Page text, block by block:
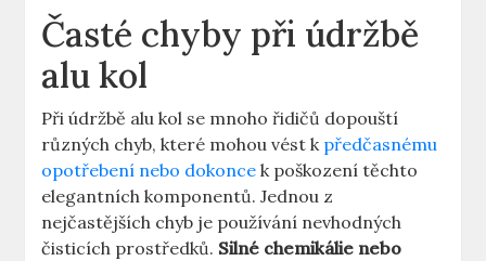
Časté chyby při údržbě
alu kol
Při údržbě alu kol se mnoho řidičů dopouští
různých chyb, které mohou vést k předčasnému
opotřebení nebo dokonce k poškození těchto
elegantních komponentů. Jednou z
nejčastějších chyb je používání nevhodných
čisticích prostředků. Silné chemikálie nebo